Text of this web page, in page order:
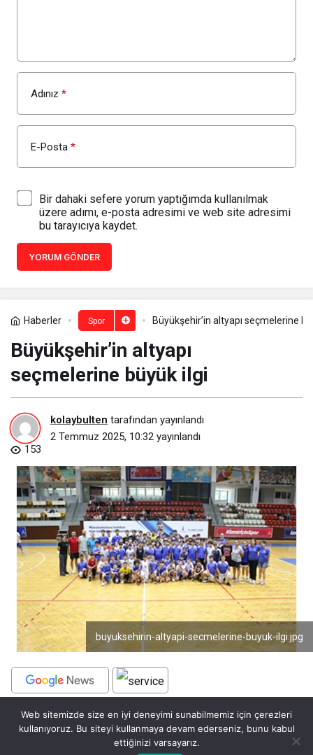
Adınız *
E-Posta *
Bir dahaki sefere yorum yaptığımda kullanılmak
üzere adımı, e-posta adresimi ve web site adresimi
bu tarayıcıya kaydet.
YORUM GÖNDER
Haberler Spor Büyükşehir’in altyapı seçmelerine
Büyükşehir’in altyapı
seçmelerine büyük ilgi
kolaybulten tarafından yayınlandı
2 Temmuz 2025, 10:32 yayınlandı
153
buyuksehirin-altyapi-secmelerine-buyuk-ilgi.jpg
BEĞEN PAYLAŞ
İzmir Büyükşehir Belediyesi Spor Kulübü, Türkiye’ye
Web sitemizde size en iyi deneyimi sunabilmemiz için çerezleri
kullanıyoruz. Bu siteyi kullanmaya devam ederseniz, bunu kabul
ettiğinizi varsayarız.